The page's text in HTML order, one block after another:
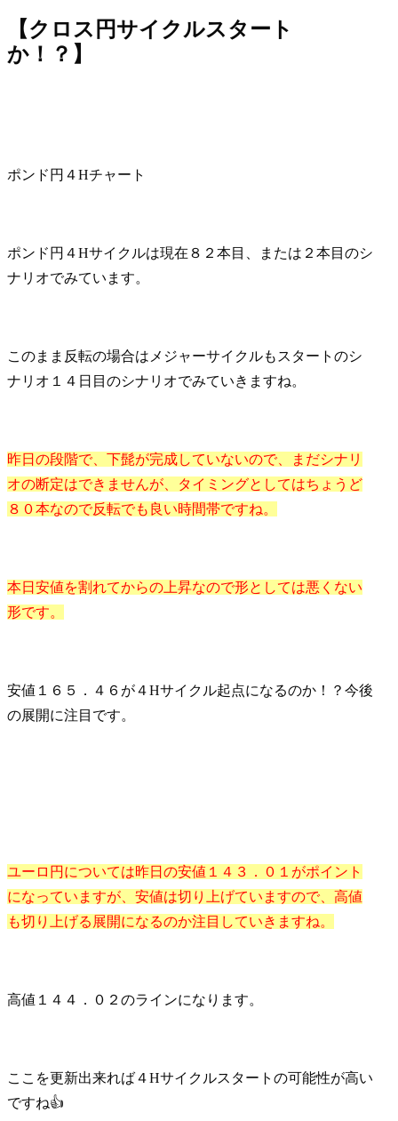
【クロス円サイクルスタート
か！？】
ポンド円４Hチャート
ポンド円４Hサイクルは現在８２本目、または２本目のシ
ナリオでみています。
このまま反転の場合はメジャーサイクルもスタートのシ
ナリオ１４日目のシナリオでみていきますね。
昨日の段階で、下髭が完成していないので、まだシナリ
オの断定はできませんが、タイミングとしてはちょうど
８０本なので反転でも良い時間帯ですね。
本日安値を割れてからの上昇なので形としては悪くない
形です。
安値１６５．４６が４Hサイクル起点になるのか！？今後
の展開に注目です。
ユーロ円については昨日の安値１４３．０１がポイント
になっていますが、安値は切り上げていますので、高値
も切り上げる展開になるのか注目していきますね。
高値１４４．０２のラインになります。
ここを更新出来れば４Hサイクルスタートの可能性が高い
ですね👍